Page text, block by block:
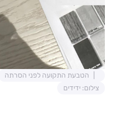
הטבעת התקועה לפני הסרתה
צילום: ידידים